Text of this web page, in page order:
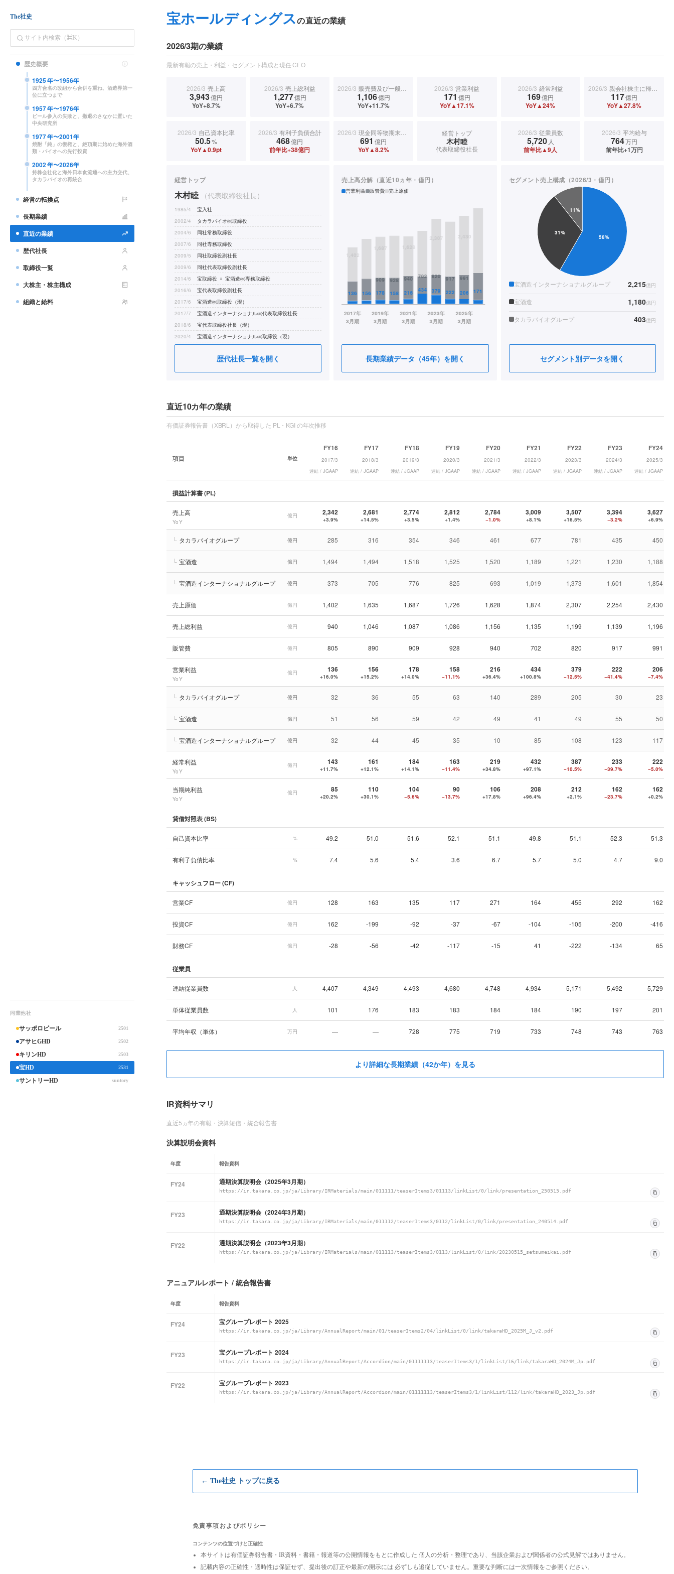
The社史
歴史概要
1925年〜1956年
四方合名の改組から合併を重ね、酒造界第一
位に立つまで
1957年〜1976年
ビール参入の失敗と、撤退のさなかに置いた
中央研究所
1977年〜2001年
焼酎「純」の復権と、絶頂期に始めた海外酒
類・バイオへの先行投資
2002年〜2026年
持株会社化と海外日本食流通への主力交代、
タカラバイオの再統合
経営の転換点
長期業績
直近の業績
歴代社長
取締役一覧
大株主・株主構成
組織と給料
同業他社
サッポロビール 2501
アサヒGHD 2502
キリンHD 2503
宝HD 2531
サントリーHD suntory
宝ホールディングスの直近の業績
2026/3期の業績
最新有報の売上・利益・セグメント構成と現任 CEO
2026/3 売上高
3,943億円
YoY+8.7%
2026/3 売上総利益
1,277億円
YoY+6.7%
2026/3 販売費及び一般管理費
1,106億円
YoY+11.7%
2026/3 営業利益
171 億円
YoY▲17.1%
2026/3 経常利益
169億円
YoY▲24%
2026/3 親会社株主に帰属する当期純利益
117億円
YoY▲27.8%
2026/3 自己資本比率
50.5%
YoY▲0.9pt
2026/3 有利子負債合計
468億円
前年比+38億円
2026/3 現金同等物期末残高
691 億円
YoY▲8.2%
経営トップ
木村睦
代表取締役社長
2026/3 従業員数
5,720 人
前年比▲9人
2026/3 平均給与
764万円
前年比+1万円
経営トップ
木村睦 （代表取締役社長）
1985/4
宝入社
2002/4
タカラバイオ㈱取締役
2004/6
同社常務取締役
2007/6
同社専務取締役
2009/5
同社取締役副社長
2009/6
同社代表取締役副社長
2014/6
宝取締役 〃 宝酒造㈱専務取締役
2016/6
宝代表取締役副社長
2017/6
宝酒造㈱取締役（現）
2017/7
宝酒造インターナショナル㈱代表取締役社長
2018/6
宝代表取締役社長（現）
2020/4
宝酒造インターナショナル㈱取締役（現）
歴代社長一覧を開く
売上高分解（直近10ヵ年・億円）
営業利益 販管費 売上原価
長期業績データ（45年）を開く
セグメント売上構成（2026/3・億円）
宝酒造インターナショナルグループ 2,215億円
宝酒造 1,180億円
タカラバイオグループ 403億円
セグメント別データを開く
直近10カ年の業績
有価証券報告書（XBRL）から取得した PL・KGI の年次推移
項目 単位
FY16
2017/3
連結 / JGAAP
FY17
2018/3
連結 / JGAAP
FY18
2019/3
連結 / JGAAP
FY19
2020/3
連結 / JGAAP
FY20
2021/3
連結 / JGAAP
FY21
2022/3
連結 / JGAAP
FY22
2023/3
連結 / JGAAP
FY23
2024/3
連結 / JGAAP
FY24
2025/3
連結 / JGAAP
損益計算書 (PL)
売上高
YoY
億円 2,342
+3.9%
2,681
+14.5%
2,774
+3.5%
2,812
+1.4%
2,784
−1.0%
3,009
+8.1%
3,507
+16.5%
3,394
−3.2%
3,627
+6.9%
└ タカラバイオグループ 億円 285 316 354 346 461 677 781 435 450
└ 宝酒造 億円 1,494 1,494 1,518 1,525 1,520 1,189 1,221 1,230 1,188
└ 宝酒造インターナショナルグループ 億円 373 705 776 825 693 1,019 1,373 1,601 1,854
売上原価 億円 1,402 1,635 1,687 1,726 1,628 1,874 2,307 2,254 2,430
売上総利益 億円 940 1,046 1,087 1,086 1,156 1,135 1,199 1,139 1,196
販管費 億円 805 890 909 928 940 702 820 917 991
営業利益
YoY
億円 136
+16.0%
156
+15.2%
178
+14.0%
158
−11.1%
216
+36.4%
434
+100.8%
379
−12.5%
222
−41.4%
206
−7.4%
└ タカラバイオグループ 億円 32 36 55 63 140 289 205 30 23
└ 宝酒造 億円 51 56 59 42 49 41 49 55 50
└ 宝酒造インターナショナルグループ 億円 32 44 45 35 10 85 108 123 117
経常利益
YoY
億円 143
+11.7%
161
+12.1%
184
+14.1%
163
−11.4%
219
+34.8%
432
+97.1%
387
−10.5%
233
−39.7%
222
−5.0%
当期純利益
YoY
億円 85
+20.2%
110
+30.1%
104
−5.6%
90
−13.7%
106
+17.8%
208
+96.4%
212
+2.1%
162
−23.7%
162
+0.2%
貸借対照表 (BS)
自己資本比率 % 49.2 51.0 51.6 52.1 51.1 49.8 51.1 52.3 51.3
有利子負債比率 % 7.4 5.6 5.4 3.6 6.7 5.7 5.0 4.7 9.0
キャッシュフロー (CF)
営業CF 億円 128 163 135 117 271 164 455 292 162
投資CF 億円 162 -199 -92 -37 -67 -104 -105 -200 -416
財務CF 億円 -28 -56 -42 -117 -15 41 -222 -134 65
従業員
連結従業員数 人 4,407 4,349 4,493 4,680 4,748 4,934 5,171 5,492 5,729
単体従業員数 人 101 176 183 183 184 184 190 197 201
平均年収（単体） 万円 — — 728 775 719 733 748 743 763
より詳細な長期業績（42か年）を見る
IR資料サマリ
直近5ヵ年の有報・決算短信・統合報告書
決算説明会資料
年度 報告資料
FY24 通期決算説明会（2025年3月期）
https://ir.takara.co.jp/ja/Library/IRMaterials/main/011111/teaserItems3/01113/linkList/0/link/presentation_250515.pdf
FY23 通期決算説明会（2024年3月期）
https://ir.takara.co.jp/ja/Library/IRMaterials/main/011112/teaserItems3/0112/linkList/0/link/presentation_240514.pdf
FY22 通期決算説明会（2023年3月期）
https://ir.takara.co.jp/ja/Library/IRMaterials/main/011113/teaserItems3/0113/linkList/0/link/20230515_setsumeikai.pdf
アニュアルレポート / 統合報告書
年度 報告資料
FY24 宝グループレポート 2025
https://ir.takara.co.jp/ja/Library/AnnualReport/main/01/teaserItems2/04/linkList/0/link/takaraHD_2025M_J_v2.pdf
FY23 宝グループレポート 2024
https://ir.takara.co.jp/ja/Library/AnnualReport/Accordion/main/01111113/teaserItems3/1/linkList/16/link/takaraHD_2024M_Jp.pdf
FY22 宝グループレポート 2023
https://ir.takara.co.jp/ja/Library/AnnualReport/Accordion/main/01111113/teaserItems3/1/linkList/112/link/takaraHD_2023_Jp.pdf
← The社史 トップに戻る
免責事項およびポリシー
コンテンツの位置づけと正確性
本サイトは有価証券報告書・IR資料・書籍・報道等の公開情報をもとに作成した 個人の分析・整理であり、当該企業および関係者の公式見解ではありません。
記載内容の正確性・適時性は保証せず、提出後の訂正や最新の開示には 必ずしも追従していません。重要な判断には一次情報をご参照ください。